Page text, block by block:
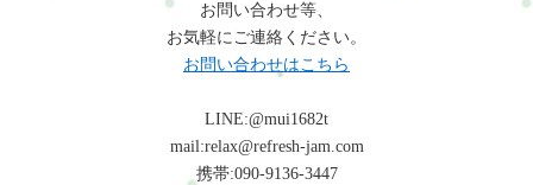
お問い合わせ等、
お気軽にご連絡ください。
お問い合わせはこちら
LINE:@mui1682t
mail:relax@refresh-jam.com
携帯:090-9136-3447